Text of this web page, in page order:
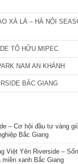
XÀ LÁ – HÀ NỘI
TỐ HỮU MIPEC
NAM AN KHÁNH
BẮC GIANG
– Cơ hội đầu tư vàng
Bắc Giang
Việt Yên Riverside –
xanh Bắc Giang